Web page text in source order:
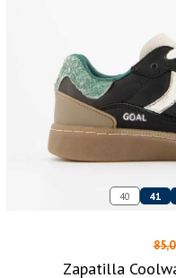
40 41
Zapatilla